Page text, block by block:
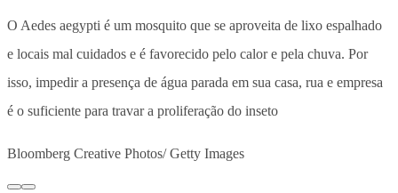
O Aedes aegypti é um mosquito que se aproveita de lixo espalhado
e locais mal cuidados e é favorecido pelo calor e pela chuva. Por
isso, impedir a presença de água parada em sua casa, rua e empresa
é o suficiente para travar a proliferação do inseto
Bloomberg Creative Photos/ Getty Images